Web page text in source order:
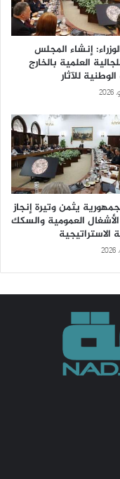
إنشاء المجلس
العلمية بالخارج
للآثار
يثمن وتيرة إنجاز
العمومية والسكك
الاستراتيجية